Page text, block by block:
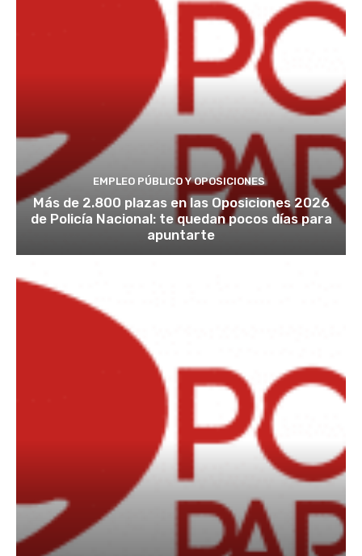
EMPLEO PÚBLICO Y OPOSICIONES
Más de 2.800 plazas en las Oposiciones 2026
de Policía Nacional: te quedan pocos días para
apuntarte